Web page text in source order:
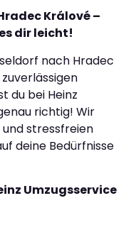
Králové –
dir leicht!
nach Hradec
du bei Heinz
richtig! Wir
stressfreien
deine Bedürfnisse
Umzugsservice